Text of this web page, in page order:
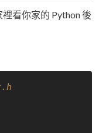
看你家的 Python 後